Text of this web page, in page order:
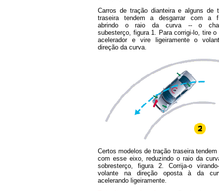
Carros de tração dianteira e alguns de
traseira tendem a desgarrar com a
abrindo o raio da curva -- o
subesterço, figura 1. Para corrigi-lo, tire o
acelerador e vire ligeiramente o
direção da curva.
Certos modelos de tração traseira tendem
com esse eixo, reduzindo o raio da
sobresterço, figura 2. Corrija-o
volante na direção oposta à da
acelerando ligeiramente.